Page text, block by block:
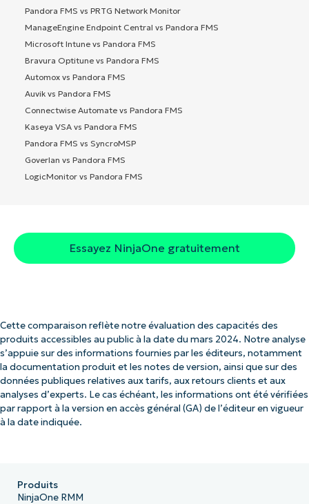
Pandora FMS vs PRTG Network Monitor
ManageEngine Endpoint Central vs Pandora FMS
Microsoft Intune vs Pandora FMS
Bravura Optitune vs Pandora FMS
Automox vs Pandora FMS
Auvik vs Pandora FMS
Connectwise Automate vs Pandora FMS
Kaseya VSA vs Pandora FMS
Pandora FMS vs SyncroMSP
Goverlan vs Pandora FMS
LogicMonitor vs Pandora FMS
Essayez NinjaOne gratuitement
Cette comparaison reflète notre évaluation des capacités des
produits accessibles au public à la date du mars 2024. Notre analyse
s’appuie sur des informations fournies par les éditeurs, notamment
la documentation produit et les notes de version, ainsi que sur des
données publiques relatives aux tarifs, aux retours clients et aux
analyses d’experts. Le cas échéant, les informations ont été vérifiées
par rapport à la version en accès général (GA) de l’éditeur en vigueur
à la date indiquée.
Produits
NinjaOne RMM